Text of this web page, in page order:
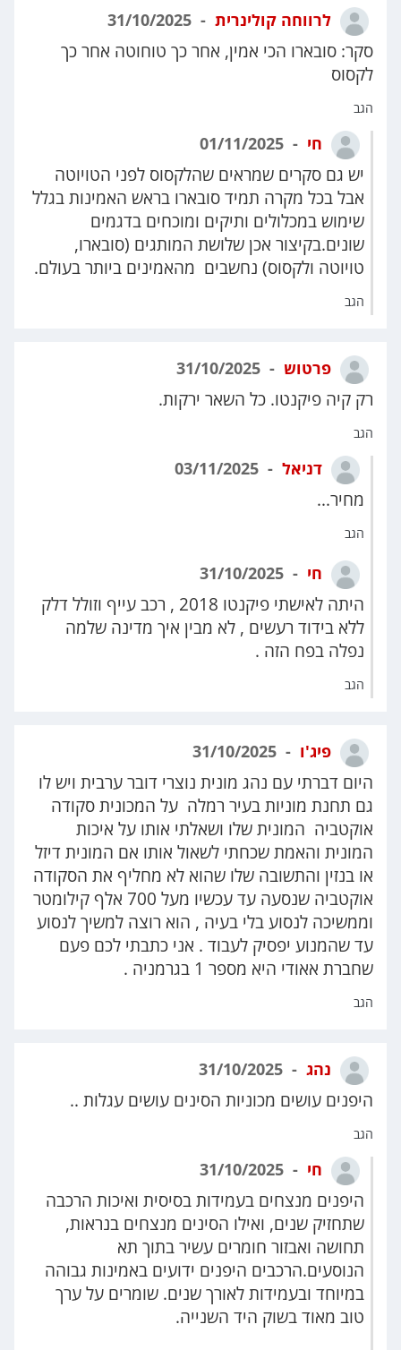
לרווחה קולינרית
סקר: סובארו הכי אמין, אחר כך טוחוטה אחר כך
לקסוס
הגב
חי
יש גם סקרים שמראים שהלקסוס לפני הטויוטה
אבל בכל מקרה תמיד סובארו בראש האמינות בגלל
שימוש במכלולים ותיקים ומוכחים בדגמים
שונים.בקיצור אכן שלושת המותגים (סובארו,
טויוטה ולקסוס) נחשבים מהאמינים ביותר בעולם.
הגב
פרטוש
רק קיה פיקנטו. כל השאר ירקות.
הגב
דניאל
מחיר...
הגב
חי
היתה לאישתי פיקנטו 2018 , רכב עייף וזולל דלק
ללא בידוד רעשים , לא מבין איך מדינה שלמה
נפלה בפח הזה .
הגב
פיג'ו
היום דברתי עם נהג מונית נוצרי דובר ערבית ויש לו
גם תחנת מוניות בעיר רמלה על המכונית סקודה
אוקטביה המונית שלו ושאלתי אותו על איכות
המונית והאמת שכחתי לשאול אותו אם המונית דיזל
או בנזין והתשובה שלו שהוא לא מחליף את הסקודה
אוקטביה שנסעה עד עכשיו מעל 700 אלף קילומטר
וממשיכה לנסוע בלי בעיה , הוא רוצה למשיך לנסוע
עד שהמנוע יפסיק לעבוד . אני כתבתי לכם פעם
שחברת אאודי היא מספר 1 בגרמניה .
הגב
נהג
היפנים עושים מכוניות הסינים עושים עגלות ..
הגב
חי
היפנים מנצחים בעמידות בסיסית ואיכות הרכבה
שתחזיק שנים, ואילו הסינים מנצחים בנראות,
תחושה ואבזור חומרים עשיר בתוך תא
הנוסעים.הרכבים היפנים ידועים באמינות גבוהה
במיוחד ובעמידות לאורך שנים. שומרים על ערך
טוב מאוד בשוק היד השנייה.